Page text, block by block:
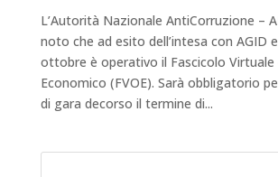
L’Autorità Nazionale AntiCorruzione –
noto che ad esito dell’intesa con AGID
ottobre è operativo il Fascicolo Virtuale
Economico (FVOE). Sarà obbligatorio
di gara decorso il termine di...